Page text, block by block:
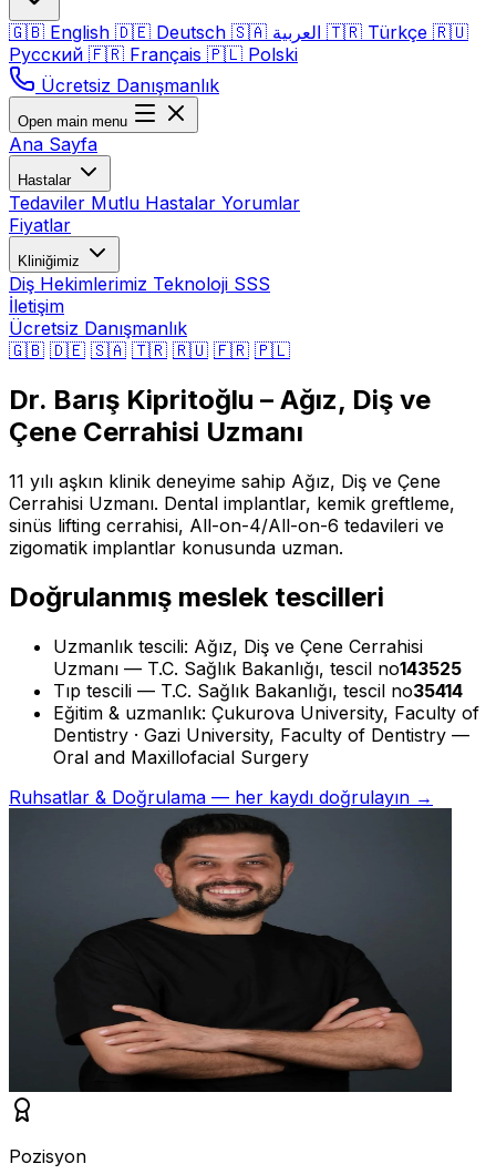
🇬🇧 English 🇩🇪 Deutsch 🇸🇦 🇹🇷 Türkçe 🇷🇺
Русский 🇫🇷 Français 🇵🇱 Polski
Ücretsiz Danışmanlık
Open main menu
Ana Sayfa
Hastalar
Tedaviler Mutlu Hastalar Yorumlar
Fiyatlar
Kliniğimiz
Diş Hekimlerimiz Teknoloji SSS
İletişim
Ücretsiz Danışmanlık
🇬🇧 🇩🇪 🇸🇦 🇹🇷 🇷🇺 🇫🇷 🇵🇱
Dr. Barış Kipritoğlu – Ağız, Diş ve
Çene Cerrahisi Uzmanı
11 yılı aşkın klinik deneyime sahip Ağız, Diş ve Çene
Cerrahisi Uzmanı. Dental implantlar, kemik greftleme,
sinüs lifting cerrahisi, All-on-4/All-on-6 tedavileri ve
zigomatik implantlar konusunda uzman.
Doğrulanmış meslek tescilleri
Uzmanlık tescili: Ağız, Diş ve Çene Cerrahisi
Uzmanı — T.C. Sağlık Bakanlığı, tescil no143525
Tıp tescili — T.C. Sağlık Bakanlığı, tescil no35414
Eğitim & uzmanlık: Çukurova University, Faculty of
Dentistry · Gazi University, Faculty of Dentistry —
Oral and Maxillofacial Surgery
Ruhsatlar & Doğrulama — her kaydı doğrulayın →
Pozisyon